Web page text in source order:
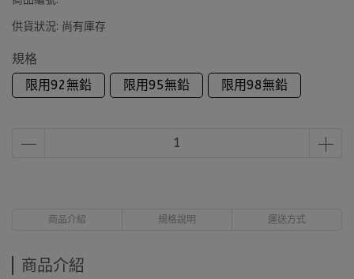
供貨狀況: 尚有庫存
規格
限用92無鉛
限用95無鉛 限用98無鉛
商品介紹 規格說明 運送方式
商品介紹